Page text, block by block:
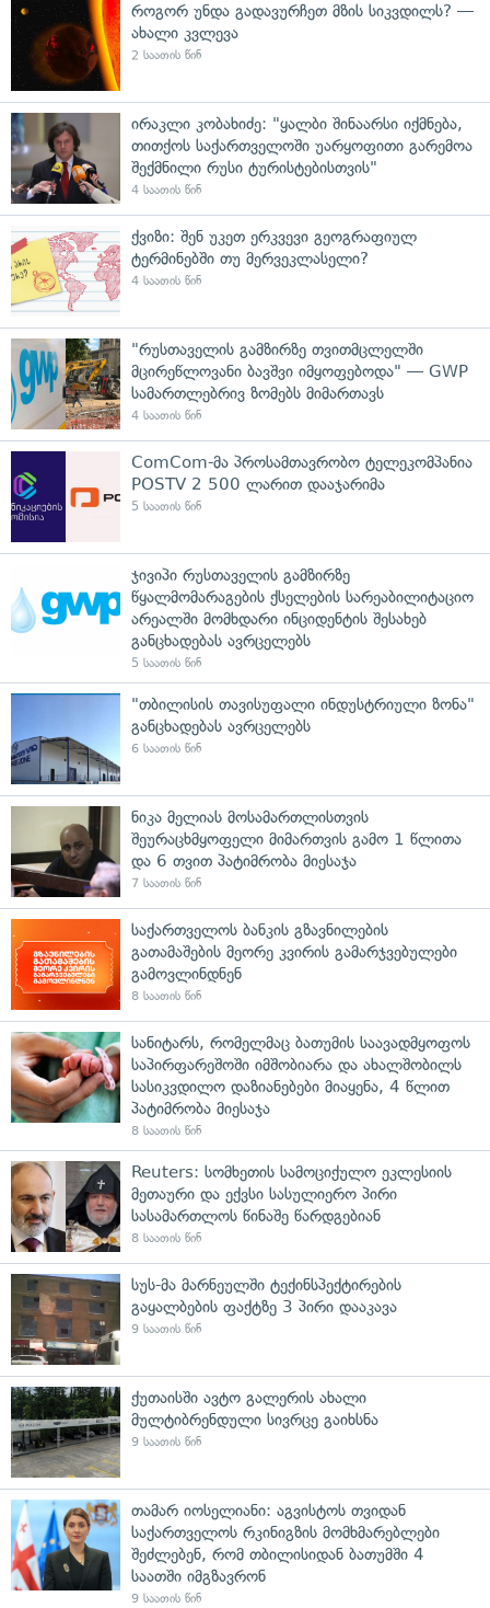
როგორ უნდა გადავურჩეთ მზის სიკვდილს? —
ახალი კვლევა
2 საათის წინ
ირაკლი კობახიძე: "ყალბი შინაარსი იქმნება,
თითქოს საქართველოში უარყოფითი გარემოა
შექმნილი რუსი ტურისტებისთვის"
4 საათის წინ
ქვიზი: შენ უკეთ ერკვევი გეოგრაფიულ
ტერმინებში თუ მერვეკლასელი?
4 საათის წინ
"რუსთაველის გამზირზე თვითმცლელში
მცირეწლოვანი ბავშვი იმყოფებოდა" — GWP
სამართლებრივ ზომებს მიმართავს
4 საათის წინ
ComCom-მა პროსამთავრობო ტელეკომპანია
POSTV 2 500 ლარით დააჯარიმა
5 საათის წინ
ჯივიპი რუსთაველის გამზირზე
წყალმომარაგების ქსელების სარეაბილიტაციო
არეალში მომხდარი ინციდენტის შესახებ
განცხადებას ავრცელებს
5 საათის წინ
"თბილისის თავისუფალი ინდუსტრიული ზონა"
განცხადებას ავრცელებს
6 საათის წინ
ნიკა მელიას მოსამართლისთვის
შეურაცხმყოფელი მიმართვის გამო 1 წლითა
და 6 თვით პატიმრობა მიესაჯა
7 საათის წინ
საქართველოს ბანკის გზავნილების
გათამაშების მეორე კვირის გამარჯვებულები
გამოვლინდნენ
8 საათის წინ
სანიტარს, რომელმაც ბათუმის საავადმყოფოს
საპირფარეშოში იმშობიარა და ახალშობილს
სასიკვდილო დაზიანებები მიაყენა, 4 წლით
პატიმრობა მიესაჯა
8 საათის წინ
Reuters: სომხეთის სამოციქულო ეკლესიის
მეთაური და ექვსი სასულიერო პირი
სასამართლოს წინაშე წარდგებიან
8 საათის წინ
სუს-მა მარნეულში ტექინსპექტირების
გაყალბების ფაქტზე 3 პირი დააკავა
9 საათის წინ
ქუთაისში ავტო გალერის ახალი
მულტიბრენდული სივრცე გაიხსნა
9 საათის წინ
თამარ იოსელიანი: აგვისტოს თვიდან
საქართველოს რკინიგზის მომხმარებლები
შეძლებენ, რომ თბილისიდან ბათუმში 4
საათში იმგზავრონ
9 საათის წინ